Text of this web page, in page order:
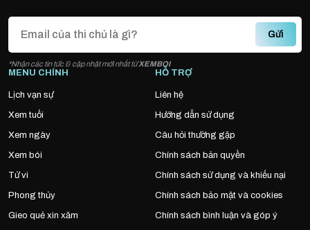
Gửi
*Nhận các tin tức & cập nhật mới nhất từXEMBOI
MENU CHÍNH
Lịch vạn sự
Xem tuổi
Xem ngày
Xem bói
Tử vi
Phong thủy
Gieo quẻ xin xăm
HỖ TRỢ
Liên hệ
Hướng dẫn sử dụng
Câu hỏi thường gặp
Chính sách bản quyền
Chính sách sử dụng và khiếu nại
Chính sách bảo mật và cookies
Chính sách bình luận và góp ý